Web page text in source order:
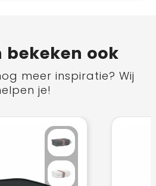
bekeken ook
meer inspiratie? Wij
je!